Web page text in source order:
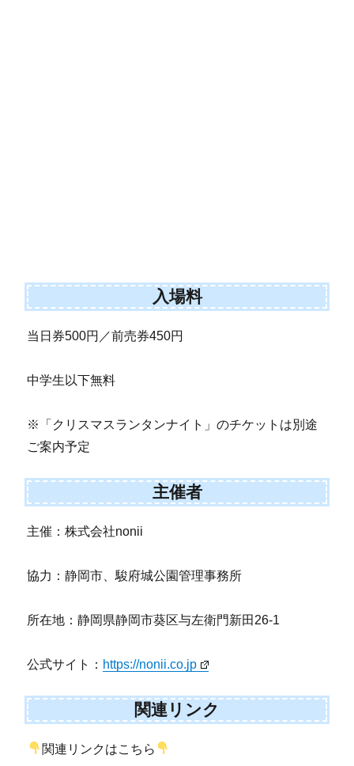
入場料
当日券500円／前売券450円
中学生以下無料
※「クリスマスランタンナイト」のチケットは別途
ご案内予定
主催者
主催：株式会社nonii
協力：静岡市、駿府城公園管理事務所
所在地：静岡県静岡市葵区与左衛門新田26-1
公式サイト： https://nonii.co.jp
関連リンク
関連リンクはこちら